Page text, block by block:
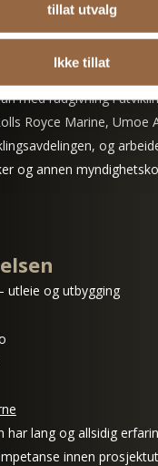
tillat utvalg
Ikke tillat
Fazenda siden 2014.
Cushman & Wakefield
med rådgivning i
Royce Marine, Umoe
og
og annen
utleie og utbygging
har lang og allsidig
innen